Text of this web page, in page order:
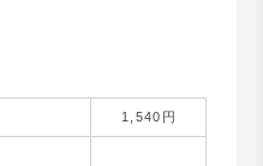
1,540円